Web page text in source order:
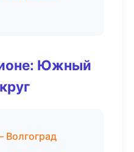
Южный
Волгоград